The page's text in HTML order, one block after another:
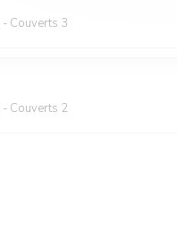
Couverts 3
Couverts 2